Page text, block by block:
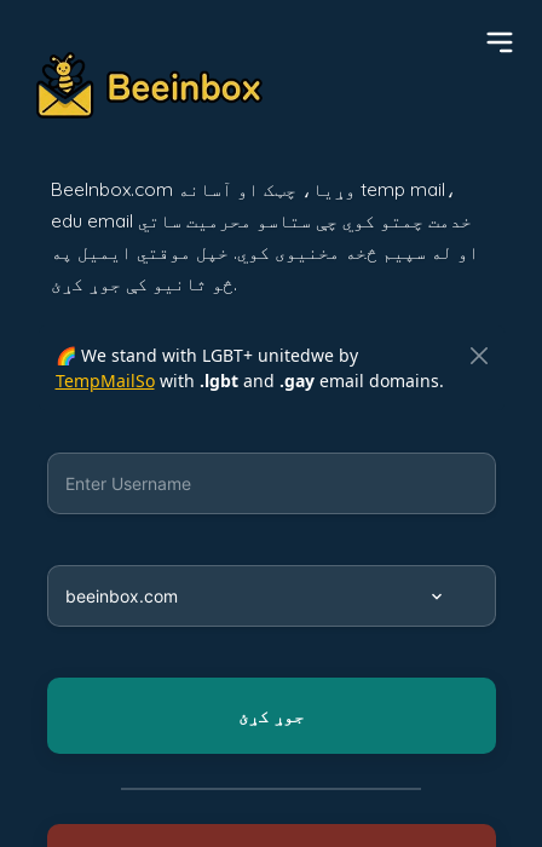
BeeInbox.com وړیا، چټک او آسانه temp mail،
edu email خدمت چمتو کوي چې ستاسو محرمیت ساتي
او له سپیم څخه مخنیوی کوي. خپل موقتي ایمیل په
څو ثانیو کې جوړ کړئ.
🌈 We stand with LGBT+ unitedwe by
TempMailSowith .lgbtand .gayemail domains.